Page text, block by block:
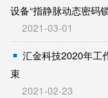
设备“指静脉动态密码
2021-03-01
汇金科技2020年工
束
2021-02-23